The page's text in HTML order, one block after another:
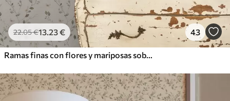
22.05€13.23€ 43
Ramas finas con flores y mariposas sobre fondo blanco